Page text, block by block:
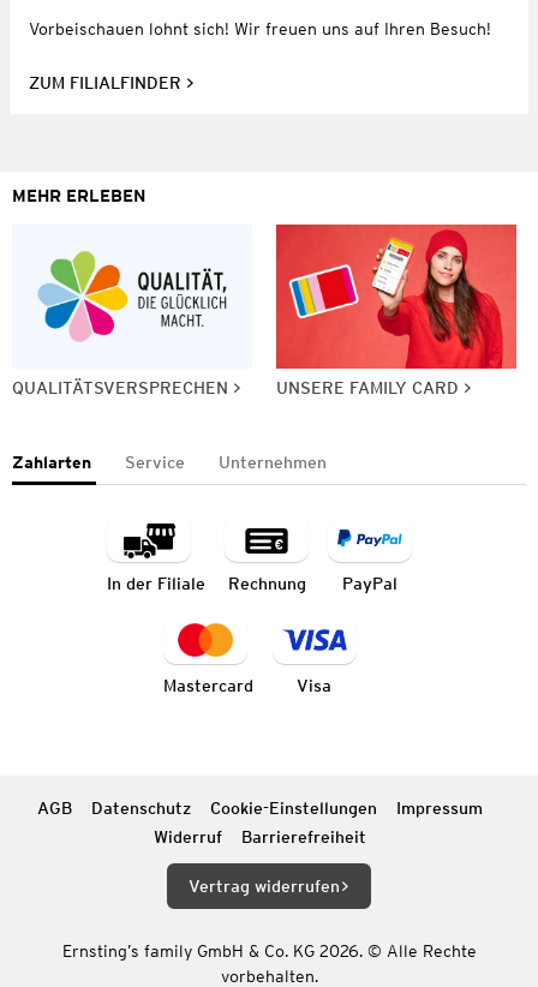
Vorbeischauen lohnt sich! Wir freuen uns auf Ihren Besuch!
ZUM FILIALFINDER
MEHR ERLEBEN
QUALITÄTSVERSPRECHEN UNSERE FAMILY CARD
Zahlarten Service Unternehmen
In der Filiale Rechnung PayPal
Mastercard Visa
AGB Datenschutz Cookie-Einstellungen
Impressum
Widerruf
Barrierefreiheit
Vertrag widerrufen
Ernsting’s family GmbH & Co. KG 2026. © Alle Rechte
vorbehalten.